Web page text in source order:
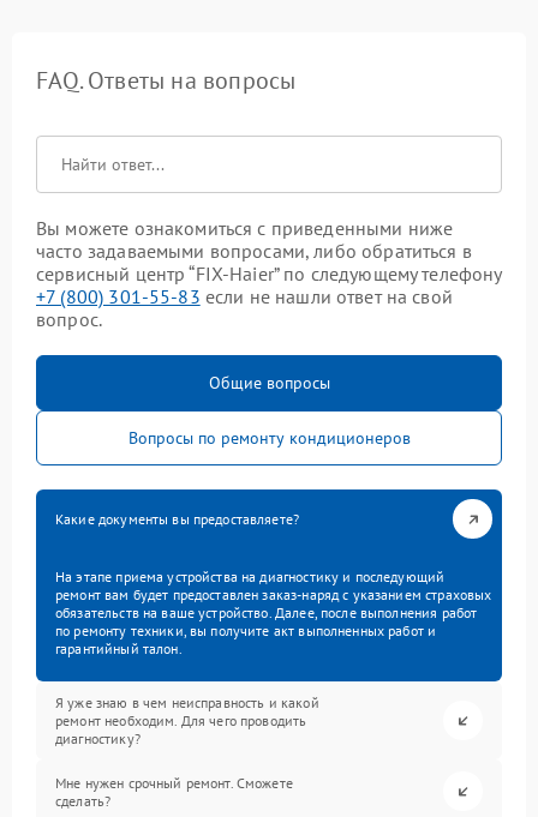
FAQ. Ответы на вопросы
Вы можете ознакомиться с приведенными ниже
часто задаваемыми вопросами, либо обратиться в
сервисный центр “FIX-Haier” по следующему телефону
+7 (800) 301-55-83 если не нашли ответ на свой
вопрос.
Общие вопросы
Вопросы по ремонту кондиционеров
Какие документы вы предоставляете?
На этапе приема устройства на диагностику и последующий
ремонт вам будет предоставлен заказ-наряд с указанием страховых
обязательств на ваше устройство. Далее, после выполнения работ
по ремонту техники, вы получите акт выполненных работ и
гарантийный талон.
Я уже знаю в чем неисправность и какой
ремонт необходим. Для чего проводить
диагностику?
Мне нужен срочный ремонт. Сможете
сделать?